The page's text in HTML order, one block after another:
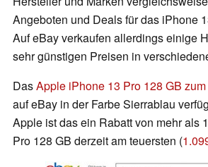
Angeboten und Deals für das iPhone
Auf eBay verkaufen allerdings einige
sehr günstigen Preisen in
DasApple iPhone 13 Pro 128 GB
auf eBay in der Farbe Sierrablau
Apple ist das ein Rabatt von mehr als
Pro 128 GB derzeit am teuersten (